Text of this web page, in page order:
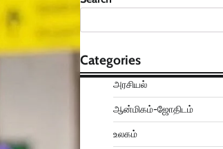
Categories
அரசியல்
ஆன்மிகம்-ஜோதிடம்
உலகம்